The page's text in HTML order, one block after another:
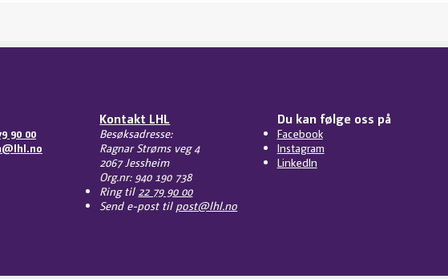
90 00
Kontakt LHL
Besøksadresse:
Ragnar Strøms veg 4
2067 Jessheim
Org.nr: 940 190 738
Ring til 22 79 90 00
Send e-post til post@lhl.no
Du kan følge oss på
Facebook
Instagram
LinkedIn